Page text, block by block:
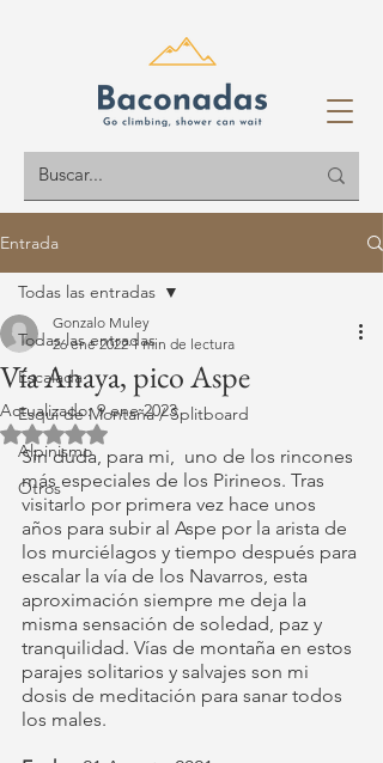
Entrada
Todas las entradas
Escalada
Esquí de Montaña / Splitboard
Alpinismo
Otros
Todas las entradas
Vía Anaya, pico Aspe
Gonzalo Muley
26 ene 2022 1 min de lectura
Actualizado:9 ene 2023
Obtuvo NaN de 5 estrellas.
Sin duda, para mi,  uno de los rincones
más especiales de los Pirineos. Tras
visitarlo por primera vez hace unos
años para subir al Aspe por la arista de
los murciélagos y tiempo después para
escalar la vía de los Navarros, esta
aproximación siempre me deja la
misma sensación de soledad, paz y
tranquilidad. Vías de montaña en estos
parajes solitarios y salvajes son mi
dosis de meditación para sanar todos
los males.